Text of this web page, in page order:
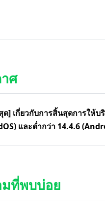
ศ
ด] เกี่ยวกับการสิ้นสุดการให้บ
และต่ำกว่า 14.4.6
ที่พบบ่อย